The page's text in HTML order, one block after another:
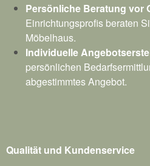
Persönliche Beratung vor
Einrichtungsprofis beraten
Möbelhaus.
Individuelle
persönlichen
abgestimmtes Angebot.
Qualität und Kundenservice